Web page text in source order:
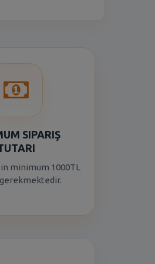
SIPARIŞ
minimum 1000TL